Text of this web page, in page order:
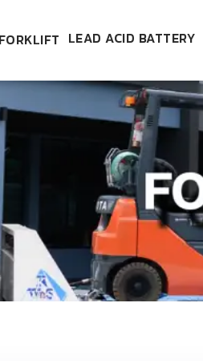
FORKLIFT LEAD ACID BATTERY